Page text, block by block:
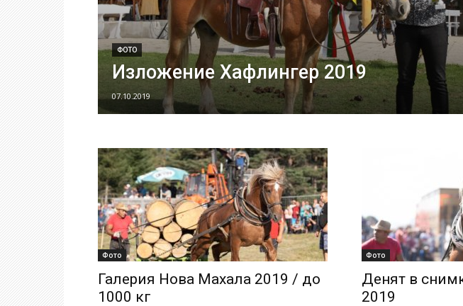
ФОТО
Изложение Хафлингер 2019
07.10.2019
Фото
Галерия Нова Махала 2019 / до
1000 кг
Фото
Денят в
2019